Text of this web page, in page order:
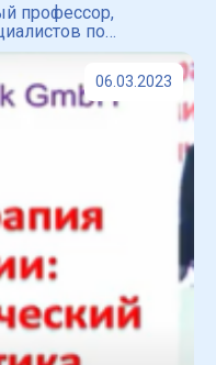
профессор,
по
кардиологии
06.03.2023